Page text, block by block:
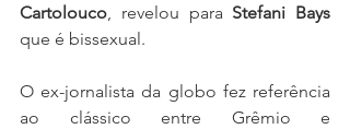
Cartolouco, revelou para Stefani Bays
que é bissexual.
O ex-jornalista da globo fez referência
ao clássico entre Grêmio e